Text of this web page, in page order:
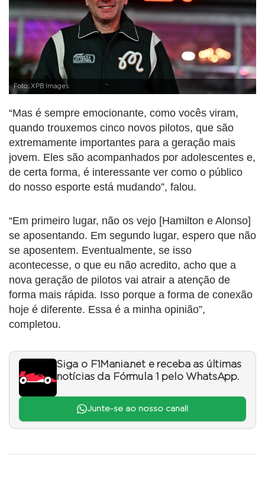
Foto: XPB Images
“Mas é sempre emocionante, como vocês viram,
quando trouxemos cinco novos pilotos, que são
extremamente importantes para a geração mais
jovem. Eles são acompanhados por adolescentes e,
de certa forma, é interessante ver como o público
do nosso esporte está mudando”, falou.
“Em primeiro lugar, não os vejo [Hamilton e Alonso]
se aposentando. Em segundo lugar, espero que não
se aposentem. Eventualmente, se isso
acontecesse, o que eu não acredito, acho que a
nova geração de pilotos vai atrair a atenção de
forma mais rápida. Isso porque a forma de conexão
hoje é diferente. Essa é a minha opinião”,
completou.
Siga o F1Mania.net e receba as últimas
notícias da Fórmula 1 pelo WhatsApp.
Junte-se ao nosso canal!